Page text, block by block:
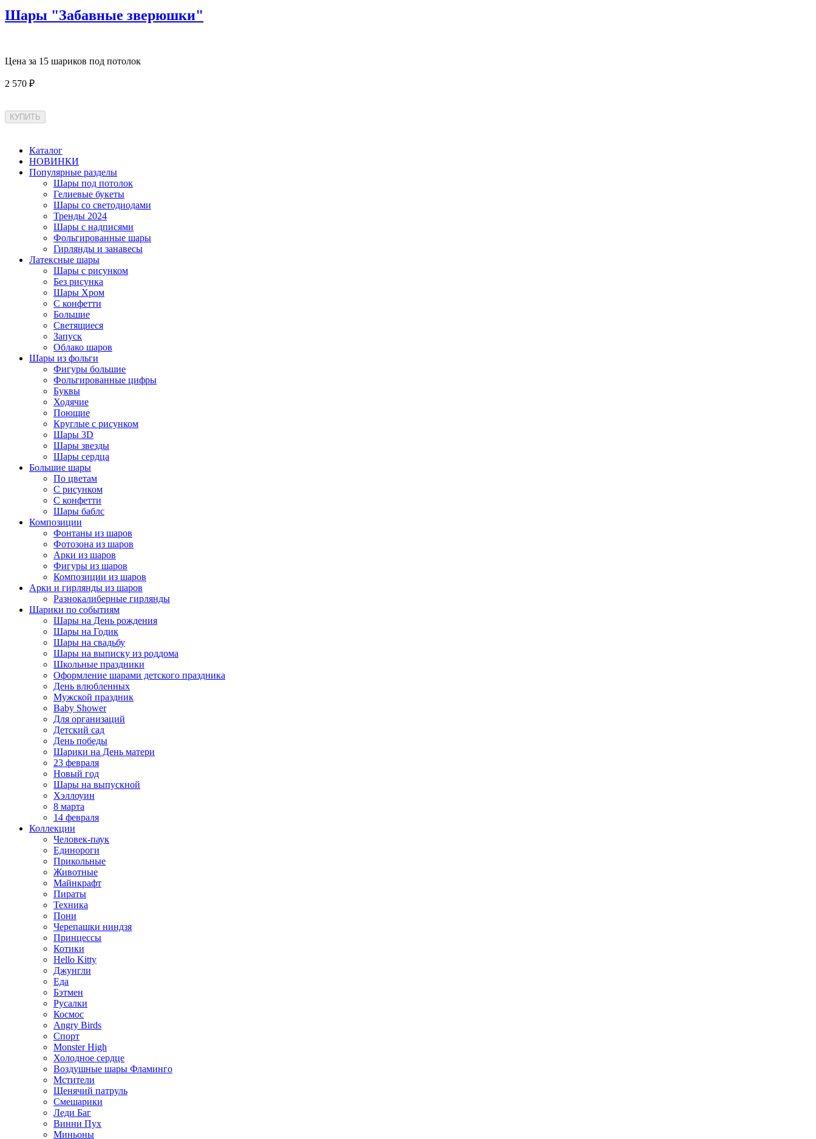
Шары "Забавные зверюшки"
Цена за 15 шариков под потолок
2 570 ₽
Каталог
НОВИНКИ
Популярные разделы
Шары под потолок
Гелиевые букеты
Шары со светодиодами
Тренды 2024
Шары с надписями
Фольгированные шары
Гирлянды и занавесы
Латексные шары
Шары с рисунком
Без рисунка
Шары Хром
C конфетти
Большие
Светящиеся
Запуск
Облако шаров
Шары из фольги
Фигуры большие
Фольгированные цифры
Буквы
Ходячие
Поющие
Круглые с рисунком
Шары 3D
Шары звезды
Шары сердца
Большие шары
По цветам
С рисунком
С конфетти
Шары баблс
Композиции
Фонтаны из шаров
Фотозона из шаров
Арки из шаров
Фигуры из шаров
Композиции из шаров
Арки и гирлянды из шаров
Разнокалиберные гирлянды
Шарики по событиям
Шары на День рождения
Шары на Годик
Шары на свадьбу
Шары на выписку из роддома
Школьные праздники
Оформление шарами детского праздника
День влюбленных
Мужской праздник
Baby Shower
Для организаций
Детский сад
День победы
Шарики на День матери
23 февраля
Новый год
Шары на выпускной
Хэллоуин
8 марта
14 февраля
Коллекции
Человек-паук
Единороги
Прикольные
Животные
Майнкрафт
Пираты
Техника
Пони
Черепашки ниндзя
Принцессы
Котики
Hello Kitty
Джунгли
Еда
Бэтмен
Русалки
Космос
Angry Birds
Спорт
Monster High
Холодное сердце
Воздушные шары Фламинго
Мстители
Щенячий патруль
Смешарики
Леди Баг
Винни Пух
Миньоны